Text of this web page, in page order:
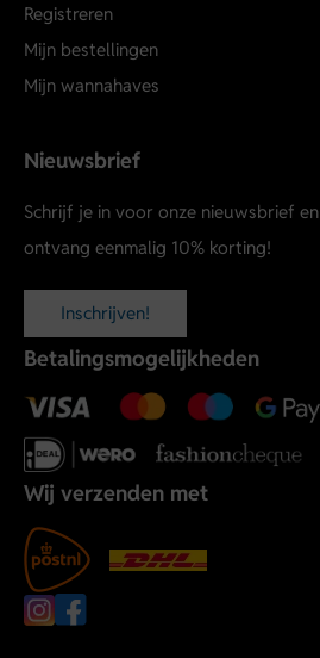
Registreren
Mijn bestellingen
Mijn wannahaves
Nieuwsbrief
Schrijf je in voor onze nieuwsbrief en
ontvang eenmalig 10% korting!
Inschrijven!
Betalingsmogelijkheden
Wij verzenden met